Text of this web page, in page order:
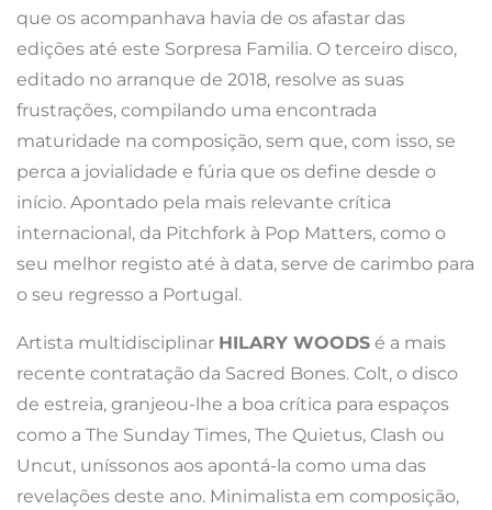
que os acompanhava havia de os afastar das
edições até este Sorpresa Familia. O terceiro disco,
editado no arranque de 2018, resolve as suas
frustrações, compilando uma encontrada
maturidade na composição, sem que, com isso, se
perca a jovialidade e fúria que os define desde o
início. Apontado pela mais relevante crítica
internacional, da Pitchfork à Pop Matters, como o
seu melhor registo até à data, serve de carimbo para
o seu regresso a Portugal.
Artista multidisciplinar HILARY WOODS é a mais
recente contratação da Sacred Bones. Colt, o disco
de estreia, granjeou-lhe a boa crítica para espaços
como a The Sunday Times, The Quietus, Clash ou
Uncut, uníssonos aos apontá-la como uma das
revelações deste ano. Minimalista em composição,